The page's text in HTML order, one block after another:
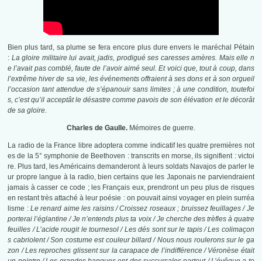
Bien plus tard, sa plume se fera encore plus dure envers le maréchal Pétain
: La gloire militaire lui avait, jadis, prodigué ses caresses amères. Mais elle n
e l’avait pas comblé, faute de l’avoir aimé seul. Et voici que, tout à coup, dans
l’extrême hiver de sa vie, les événements offraient à ses dons et à son orgueil
l’occasion tant attendue de s’épanouir sans limites ; à une condition, toutefoi
s, c’est qu’il acceptât le désastre comme pavois de son élévation et le décorât
de sa gloire.
Charles de Gaulle. Mémoires de guerre.
La radio de la France libre adoptera comme indicatif les quatre premières not
es de la 5° symphonie de Beethoven : transcrits en morse, ils signifient : victoi
re. Plus tard, les Américains demanderont à leurs soldats Navajos de parler le
ur propre langue à la radio, bien certains que les Japonais ne parviendraient
jamais à casser ce code ; les Français eux, prendront un peu plus de risques
en restant très attaché à leur poésie : on pouvait ainsi voyager en plein surréa
lisme :Le renard aime les raisins / Croissez roseaux ; bruissez feuillages / Je
porterai l’églantine / Je n’entends plus ta voix / Je cherche des trèfles à quatre
feuilles / L’acide rougit le tournesol / Les dés sont sur le tapis / Les colimaçon
s cabriolent / Son costume est couleur billard / Nous nous roulerons sur le ga
zon / Les reproches glissent sur la carapace de l’indifférence / Véronèse était